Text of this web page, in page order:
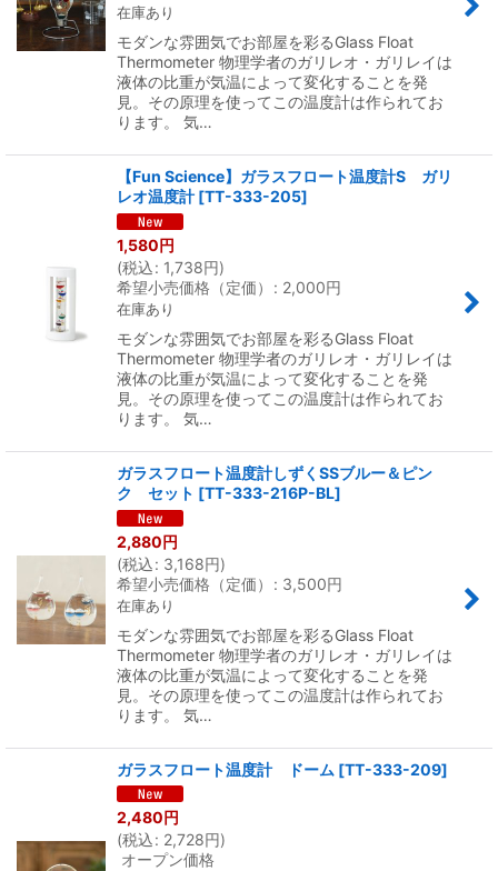
在庫あり
モダンな雰囲気でお部屋を彩るGlass Float
Thermometer 物理学者のガリレオ・ガリレイは
液体の比重が気温によって変化することを発
見。その原理を使ってこの温度計は作られてお
ります。 気…
【Fun Science】ガラスフロート温度計S ガリ
レオ温度計 [TT-333-205]
1,580円
(税込: 1,738円)
希望小売価格（定価）
: 2,000円
在庫あり
モダンな雰囲気でお部屋を彩るGlass Float
Thermometer 物理学者のガリレオ・ガリレイは
液体の比重が気温によって変化することを発
見。その原理を使ってこの温度計は作られてお
ります。 気…
ガラスフロート温度計しずくSSブルー＆ピン
ク セット [TT-333-216P-BL]
2,880円
(税込: 3,168円)
希望小売価格（定価）
: 3,500円
在庫あり
モダンな雰囲気でお部屋を彩るGlass Float
Thermometer 物理学者のガリレオ・ガリレイは
液体の比重が気温によって変化することを発
見。その原理を使ってこの温度計は作られてお
ります。 気…
ガラスフロート温度計 ドーム [TT-333-209]
2,480円
(税込: 2,728円)
オープン価格